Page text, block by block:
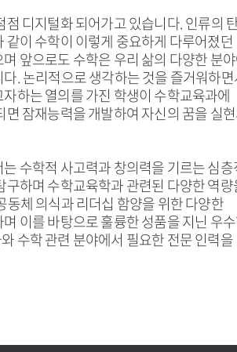
점 디지털화 되어가고 있습니다. 인류의
같이 수학이 이렇게 중요하게 다루어졌던
앞으로도 수학은 우리 삶의 다양한 분
. 논리적으로 생각하는 것을 즐거워하
하는 열의를 가진 학생이 수학교육과에
면 잠재능력을 개발하여 자신의 꿈을 실
수학적 사고력과 창의력을 기르는 심
구하며 수학교육학과 관련된 다양한 역량
동체 의식과 리더십 함양을 위한 다양한
이를 바탕으로 훌륭한 성품을 지닌 우
수학 관련 분야에서 필요한 전문 인력을